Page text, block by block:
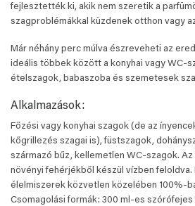
fejlesztették ki, akik nem szeretik a
szagproblémákkal küzdenek otthon vagy
Már néhány perc múlva észreveheti az
ideális többek között a konyhai vagy WC-
ételszagok, babaszoba és szemetesek
Alkalmazások:
Főzési vagy konyhai szagok (de az
kőgrillezés szagai is), füstszagok,
származó bűz, kellemetlen WC-szagok. Az
növényi fehérjékből készül vízben feloldva.
élelmiszerek közvetlen közelében 100%-
Csomagolási formák: 300 ml-es szórófejes